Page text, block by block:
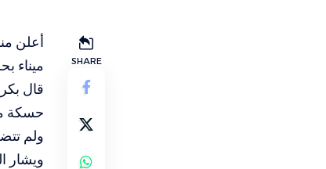
SHARE
ميناء
قال
حسكة مجداف كان
ولم
ويشار